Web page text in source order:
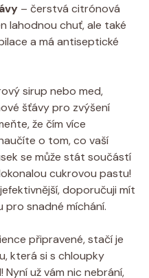
– čerstvá citrónová
lahodnou chuť, ale také
a má antiseptické
sirup nebo med,
šťávy pro zvýšení
že čím více
o tom, co vaší
se může stát součástí
cukrovou pastu!
doporučuji mít
pro snadné míchání.
připravené, stačí je
která si s chloupky
už vám nic nebrání,